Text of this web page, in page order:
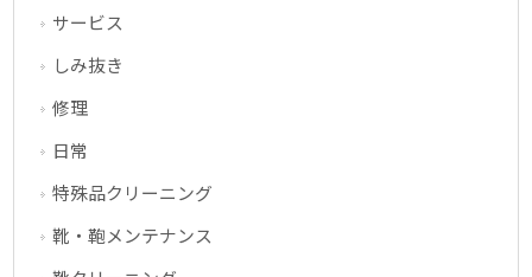
サービス
しみ抜き
修理
日常
特殊品クリーニング
靴・鞄メンテナンス